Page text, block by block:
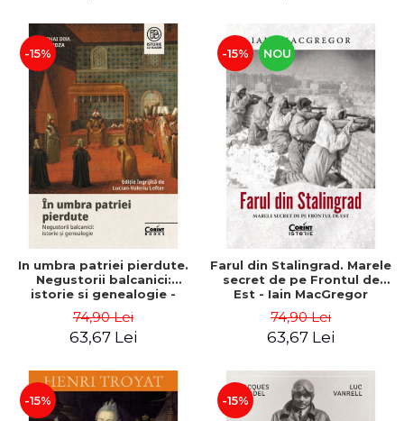
-15%
In umbra patriei pierdute.
Negustorii balcanici:
istorie si genealogie -
74,90 Lei
63,67 Lei
-15% NOU
Farul din Stalingrad. Marele
secret de pe Frontul de
Est - Iain MacGregor
74,90 Lei
63,67 Lei
-15% -15%